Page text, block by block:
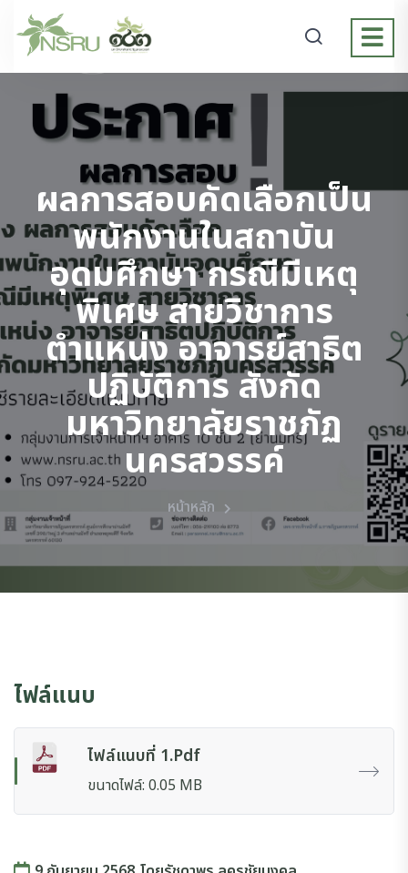
ผลการสอบคัดเลือกเป็น
พนักงานในสถาบัน
อุดมศึกษา กรณีมีเหตุ
พิเศษ สายวิชาการ
ตำแหน่ง อาจารย์สาธิต
ปฏิบัติการ สังกัด
มหาวิทยาลัยราชภัฏ
นครสวรรค์
หน้าหลัก
ไฟล์แนบ
ไฟล์แนบที่ 1.pdf
ขนาดไฟล์: 0.05 MB